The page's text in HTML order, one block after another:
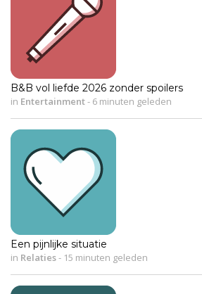
B&B vol liefde 2026 zonder spoilers
in Entertainment- 6 minuten geleden
Een pijnlijke situatie
in Relaties- 15 minuten geleden